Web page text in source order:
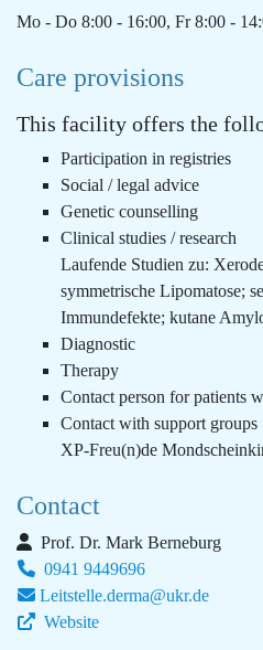
Mo - Do 8:00 - 16:00, Fr 8:00 -
Care provisions
This facility offers the
Participation in registries
Social / legal advice
Genetic counselling
Clinical studies / research
Laufende Studien zu:
symmetrische Lipomatose;
Immundefekte; kutane
Diagnostic
Therapy
Contact person for patients
Contact with support groups
XP-Freu(n)de
Contact
Prof. Dr. Mark Berneburg
0941 9449696
Leitstelle.derma@ukr.de
Website